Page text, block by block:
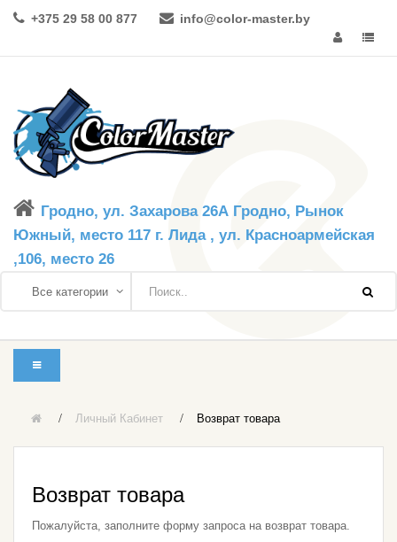
+375 29 58 00 877 info@color-master.by
Гродно, ул. Захарова 26А Гродно, Рынок
Южный, место 117 г. Лида , ул. Красноармейская
,106, место 26
Личный Кабинет Возврат товара
Возврат товара
Пожалуйста, заполните форму запроса на возврат товара.